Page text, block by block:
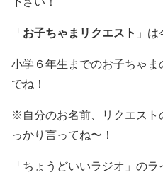
「お子ちゃまリクエスト 」
小学６年生までのお子ちゃ
でね！
※自分のお名前、リクエスト
っかり言ってね〜！
「ちょうどいいラジオ」の